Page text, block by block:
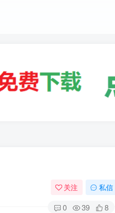
关注 私信
0 39 8